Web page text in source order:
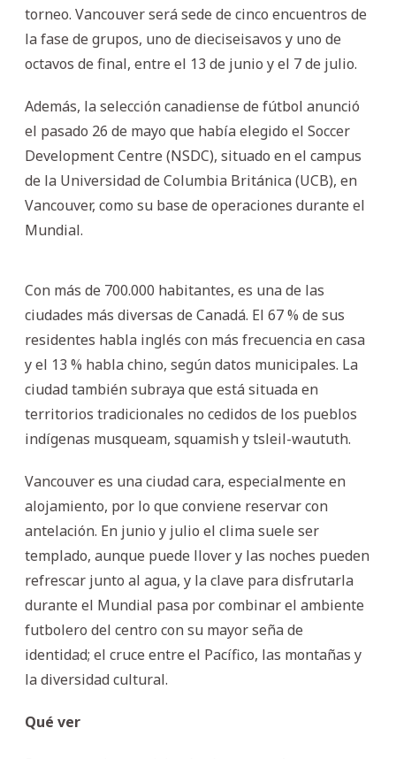
torneo. Vancouver será sede de cinco encuentros de
la fase de grupos, uno de dieciseisavos y uno de
octavos de final, entre el 13 de junio y el 7 de julio.
Además, la selección canadiense de fútbol anunció
el pasado 26 de mayo que había elegido el Soccer
Development Centre (NSDC), situado en el campus
de la Universidad de Columbia Británica (UCB), en
Vancouver, como su base de operaciones durante el
Mundial.
Con más de 700.000 habitantes, es una de las
ciudades más diversas de Canadá. El 67 % de sus
residentes habla inglés con más frecuencia en casa
y el 13 % habla chino, según datos municipales. La
ciudad también subraya que está situada en
territorios tradicionales no cedidos de los pueblos
indígenas musqueam, squamish y tsleil-waututh.
Vancouver es una ciudad cara, especialmente en
alojamiento, por lo que conviene reservar con
antelación. En junio y julio el clima suele ser
templado, aunque puede llover y las noches pueden
refrescar junto al agua, y la clave para disfrutarla
durante el Mundial pasa por combinar el ambiente
futbolero del centro con su mayor seña de
identidad; el cruce entre el Pacífico, las montañas y
la diversidad cultural.
Qué ver